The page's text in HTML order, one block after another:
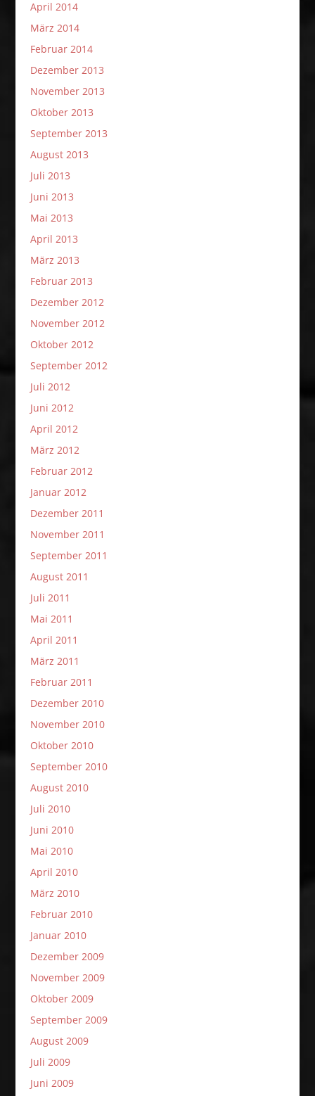
April 2014
März 2014
Februar 2014
Dezember 2013
November 2013
Oktober 2013
September 2013
August 2013
Juli 2013
Juni 2013
Mai 2013
April 2013
März 2013
Februar 2013
Dezember 2012
November 2012
Oktober 2012
September 2012
Juli 2012
Juni 2012
April 2012
März 2012
Februar 2012
Januar 2012
Dezember 2011
November 2011
September 2011
August 2011
Juli 2011
Mai 2011
April 2011
März 2011
Februar 2011
Dezember 2010
November 2010
Oktober 2010
September 2010
August 2010
Juli 2010
Juni 2010
Mai 2010
April 2010
März 2010
Februar 2010
Januar 2010
Dezember 2009
November 2009
Oktober 2009
September 2009
August 2009
Juli 2009
Juni 2009